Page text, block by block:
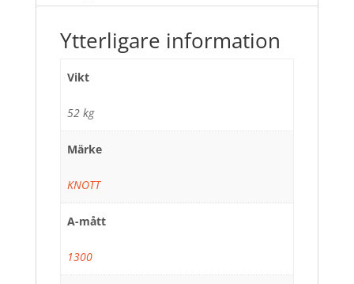
Ytterligare information
Vikt
52 kg
Märke
KNOTT
A-mått
1300